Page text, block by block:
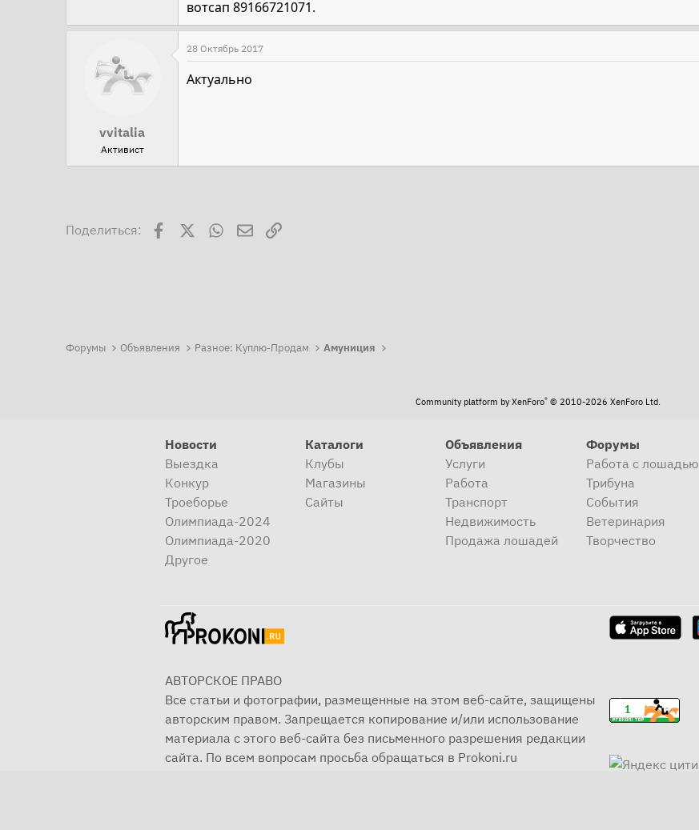
вотсап 89166721071.
vvitalia
Активист
28 Октябрь 2017
Актуально
Поделиться: FacebookWhatsAppЭлектронная почта
Ссылка
Форумы Объявления Разное: Куплю-Продам Амуниция
Community platform by XenForo® © 2010-2026 XenForo Ltd.
Новости
Выездка
Конкур
Троеборье
Олимпиада-2024
Олимпиада-2020
Другое
Каталоги
Клубы
Магазины
Сайты
Объявления
Услуги
Работа
Транспорт
Недвижимость
Продажа лошадей
Форумы
Работа с лошадью
Трибуна
События
Ветеринария
Творчество
АВТОРСКОЕ ПРАВО
Все статьи и фотографии, размещенные на этом веб-сайте, защищены
авторским правом. Запрещается копирование и/или использование
материала с этого веб-сайта без письменного разрешения редакции
сайта. По всем вопросам просьба обращаться в Prokoni.ru